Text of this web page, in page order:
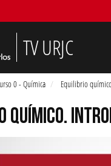
TV URJC
0 - Química Equilibrio
QUÍMICO.